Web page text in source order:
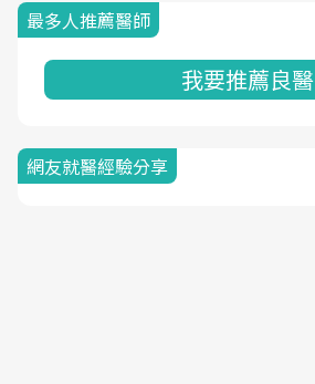
最多人推薦醫師
我要推薦良醫
網友就醫經驗分享